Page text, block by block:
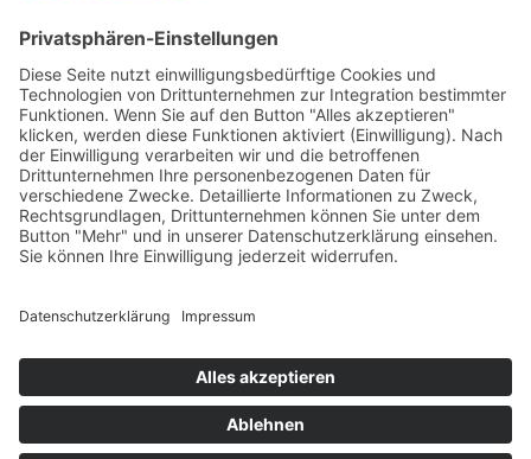
Wir wollen Ihr persönlicher Online Marine Spezialist sein,
der sich auf die Fahne geschrieben hat, der zuverlässigste
und preiswerteste Anbieter zu sein.
Wir sind ständig im Wachstum und wissen Ihr Vertrauen zu
schätzen.
Kay-Lucas Kaniewski
YouTubeFacebook